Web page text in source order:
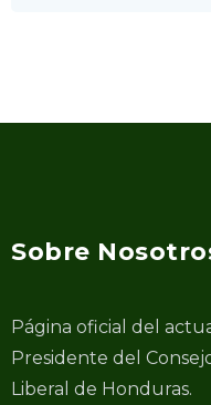
Sobre
Página oficial del
Presidente del
Liberal de Honduras.